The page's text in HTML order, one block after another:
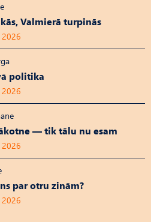
Valmierā turpinās
2026
politika
2026
— tik tālu nu esam
2026
par otru zinām?
2026